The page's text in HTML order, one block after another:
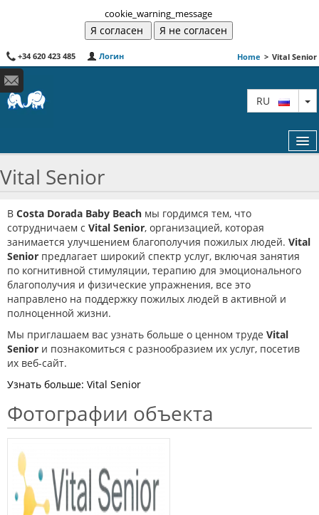
cookie_warning_message
+34 620 423 485 Логин Home > Vital Senior
RU
ПУТЕШЕСТВОВАТЬ С ДЕТЬМИ
КАРТА
СОТРУДНИЧЕСТВО
VITAL SENIOR
Vital Senior
В Costa Dorada Baby Beach мы гордимся тем, что
сотрудничаем с Vital Senior, организацией, которая
занимается улучшением благополучия пожилых людей. Vital
Senior предлагает широкий спектр услуг, включая занятия
по когнитивной стимуляции, терапию для эмоционального
благополучия и физические упражнения, все это
направлено на поддержку пожилых людей в активной и
полноценной жизни.
Мы приглашаем вас узнать больше о ценном труде Vital
Senior и познакомиться с разнообразием их услуг, посетив
их веб-сайт.
Узнать больше: Vital Senior
Фотографии объекта